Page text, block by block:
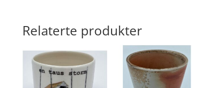
Relaterte produkter